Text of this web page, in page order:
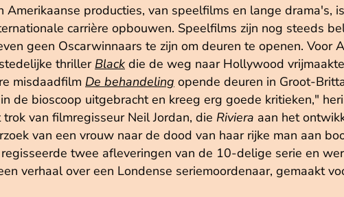
Amerikaanse producties, van speelfilms en lange drama's,
carrière opbouwen. Speelfilms zijn nog steeds
geen Oscarwinnaars te zijn om deuren te openen. Voor
thriller Black die de weg naar Hollywood
misdaadfilm De behandeling opende deuren in Groot-
de bioscoop uitgebracht en kreeg erg goede kritieken,"
van filmregisseur Neil Jordan, die Riviera aan het
van een vrouw naar de dood van haar rijke man aan
twee afleveringen van de 10-delige serie en
verhaal over een Londense seriemoordenaar, gemaakt